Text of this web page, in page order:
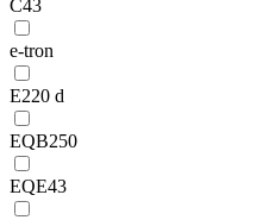
C43
e-tron
E220 d
EQB250
EQE43